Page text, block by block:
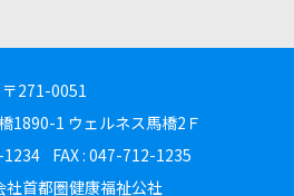
〒271-0051
1890-1 ウェルネス馬橋2Ｆ
1234
FAX : 047-712-1235
社首都圏健康福祉公社